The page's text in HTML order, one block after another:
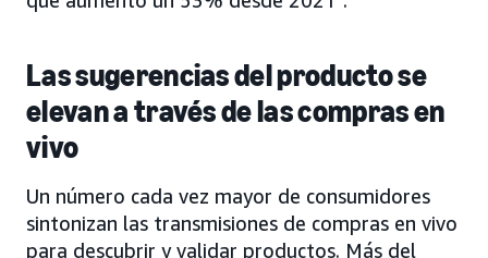
Las sugerencias del producto se
elevan a través de las compras en
vivo
Un número cada vez mayor de consumidores
sintonizan las transmisiones de compras en vivo
para descubrir y validar productos. Más del